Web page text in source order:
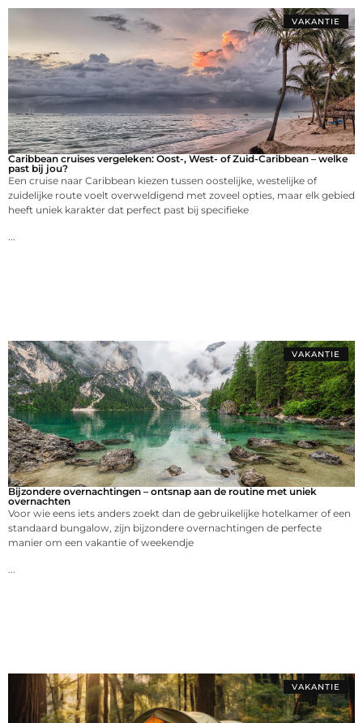
VAKANTIE
Caribbean cruises vergeleken: Oost-, West- of Zuid-Caribbean – welke
past bij jou?
Een cruise naar Caribbean kiezen tussen oostelijke, westelijke of
zuidelijke route voelt overweldigend met zoveel opties, maar elk gebied
heeft uniek karakter dat perfect past bij specifieke
VAKANTIE
Bijzondere overnachtingen – ontsnap aan de routine met uniek
overnachten
Voor wie eens iets anders zoekt dan de gebruikelijke hotelkamer of een
standaard bungalow, zijn bijzondere overnachtingen de perfecte
manier om een vakantie of weekendje
VAKANTIE